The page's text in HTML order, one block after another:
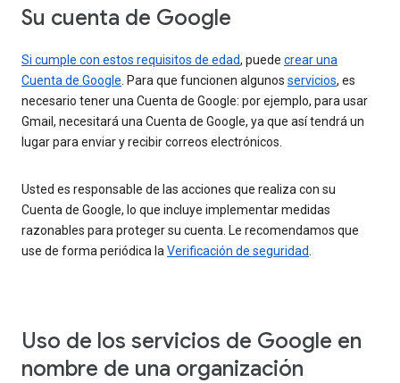
Su cuenta de Google
Si cumple con estos requisitos de edad, puede crear una
Cuenta de Google . Para que funcionen algunos servicios, es
necesario tener una Cuenta de Google: por ejemplo, para usar
Gmail, necesitará una Cuenta de Google, ya que así tendrá un
lugar para enviar y recibir correos electrónicos.
Usted es responsable de las acciones que realiza con su
Cuenta de Google, lo que incluye implementar medidas
razonables para proteger su cuenta. Le recomendamos que
use de forma periódica la Verificación de seguridad
Uso de los servicios de Google en
nombre de una organización